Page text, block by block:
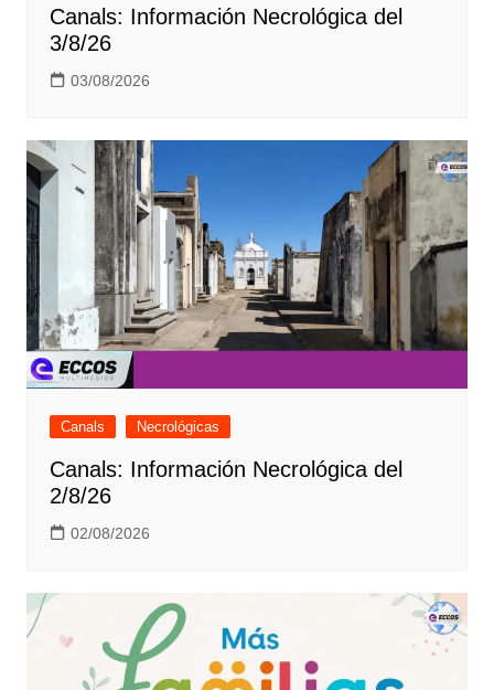
Canals: Información Necrológica del
3/8/26
03/08/2026
Canals Necrológicas
Canals: Información Necrológica del
2/8/26
02/08/2026